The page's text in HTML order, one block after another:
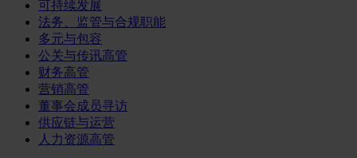
可持续发展
法务、监管与合规职能
多元与包容
公关与传讯高管
财务高管
营销高管
董事会成员寻访
供应链与运营
人力资源高管